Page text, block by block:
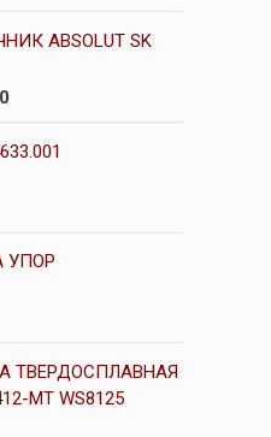
ABSOLUT SK
УПОР
ТВЕРДОСПЛАВНАЯ
MT WS8125